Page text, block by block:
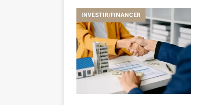
INVESTIR/FINANCER